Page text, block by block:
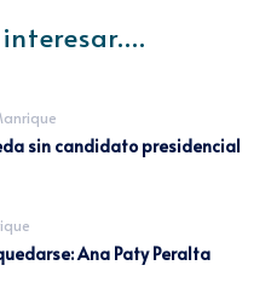
sin candidato presidencial
Ana Paty Peralta